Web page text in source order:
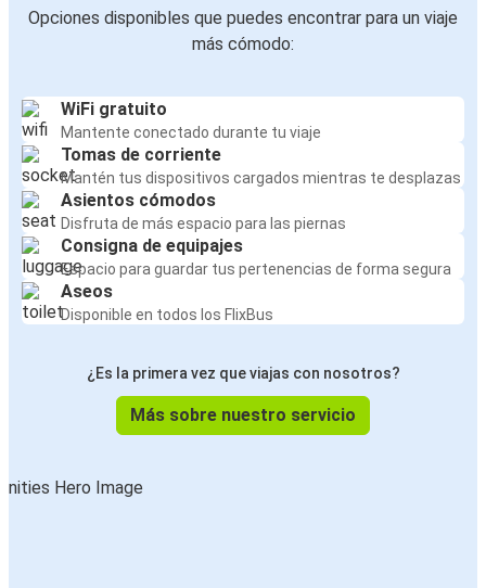
Opciones disponibles que puedes encontrar para un viaje
más cómodo:
WiFi gratuito
Mantente conectado durante tu viaje
Tomas de corriente
Mantén tus dispositivos cargados mientras te desplazas
Asientos cómodos
Disfruta de más espacio para las piernas
Consigna de equipajes
Espacio para guardar tus pertenencias de forma segura
Aseos
Disponible en todos los FlixBus
¿Es la primera vez que viajas con nosotros?
Más sobre nuestro servicio